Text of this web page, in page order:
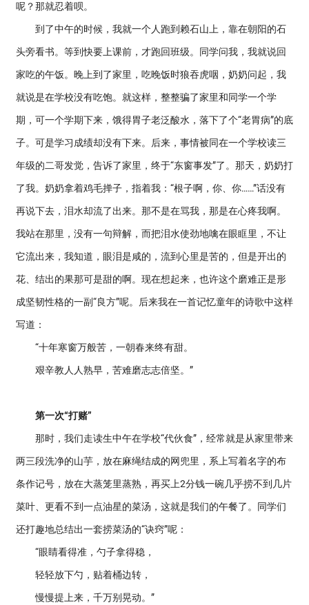
呢？那就忍着呗。
到了中午的时候，我就一个人跑到赖石山上，靠在朝阳的石
头旁看书。等到快要上课前，才跑回班级。同学问我，我就说回
家吃的午饭。晚上到了家里，吃晚饭时狼吞虎咽，奶奶问起，我
就说是在学校没有吃饱。就这样，整整骗了家里和同学一个学
期，可一个学期下来，饿得胃子老泛酸水，落下了个“老胃病”的底
子。可是学习成绩却没有下来。后来，事情被同在一个学校读三
年级的二哥发觉，告诉了家里，终于“东窗事发”了。那天，奶奶打
了我。奶奶拿着鸡毛掸子，指着我：“根子啊，你、你……”话没有
再说下去，泪水却流了出来。那不是在骂我，那是在心疼我啊。
我站在那里，没有一句辩解，而把泪水使劲地噙在眼眶里，不让
它流出来，我知道，眼泪是咸的，流到心里是苦的，但是开出的
花、结出的果那可是甜的啊。现在想起来，也许这个磨难正是形
成坚韧性格的一副“良方”呢。后来我在一首记忆童年的诗歌中这样
写道：
“十年寒窗万般苦，一朝春来终有甜。
艰辛教人人熟早，苦难磨志志倍坚。”
第一次“打赌”
那时，我们走读生中午在学校“代伙食”，经常就是从家里带来
两三段洗净的山芋，放在麻绳结成的网兜里，系上写着名字的布
条作记号，放在大蒸笼里蒸熟，再买上2分钱一碗几乎捞不到几片
菜叶、更看不到一点油星的菜汤，这就是我们的午餐了。同学们
还打趣地总结出一套捞菜汤的“诀窍”呢：
“眼睛看得准，勺子拿得稳，
轻轻放下勺，贴着桶边转，
慢慢提上来，千万别晃动。”